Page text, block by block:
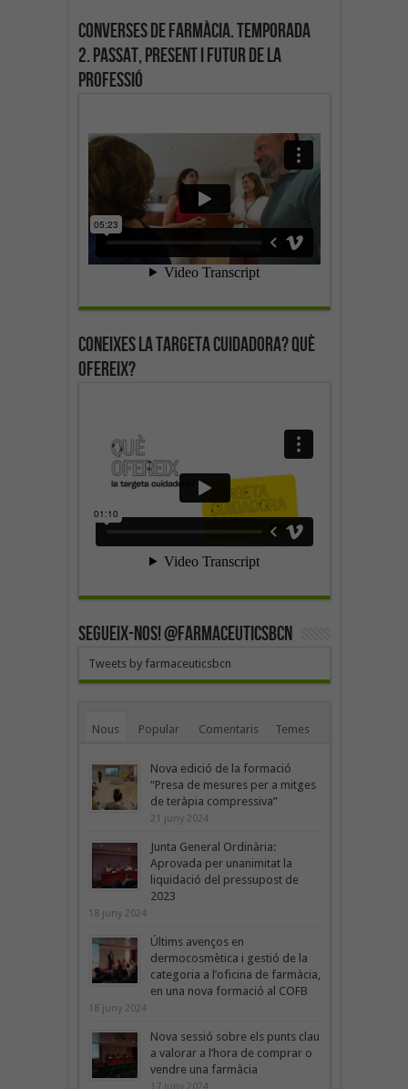
Converses de farmàcia. Temporada
2. Passat, present i futur de la
professió
Coneixes la targeta cuidadora? Què
ofereix?
SEGUEIX-NOS! @farmaceuticsbcn
Tweets by farmaceuticsbcn
Nous Popular Comentaris Temes
Nova edició de la formació
“Presa de mesures per a mitges
de teràpia compressiva”
21 juny 2024
Junta General Ordinària:
Aprovada per unanimitat la
liquidació del pressupost de
2023
18 juny 2024
Últims avenços en
dermocosmètica i gestió de la
categoria a l’oficina de farmàcia,
en una nova formació al COFB
18 juny 2024
Nova sessió sobre els punts clau
a valorar a l’hora de comprar o
vendre una farmàcia